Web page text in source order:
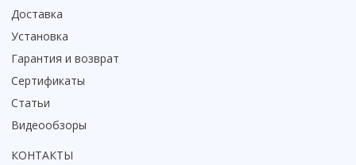
Доставка
Установка
Гарантия и возврат
Сертификаты
Статьи
Видеообзоры
КОНТАКТЫ